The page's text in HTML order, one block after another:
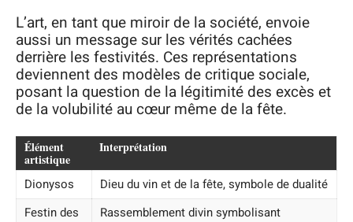
L’art, en tant que miroir de la société, envoie
aussi un message sur les vérités cachées
derrière les festivités. Ces représentations
deviennent des modèles de critique sociale,
posant la question de la légitimité des excès et
de la volubilité au cœur même de la fête.
Élément
artistique
Interprétation
Dionysos
Dieu du vin et de la fête, symbole de dualité
Festin des
Rassemblement divin symbolisant